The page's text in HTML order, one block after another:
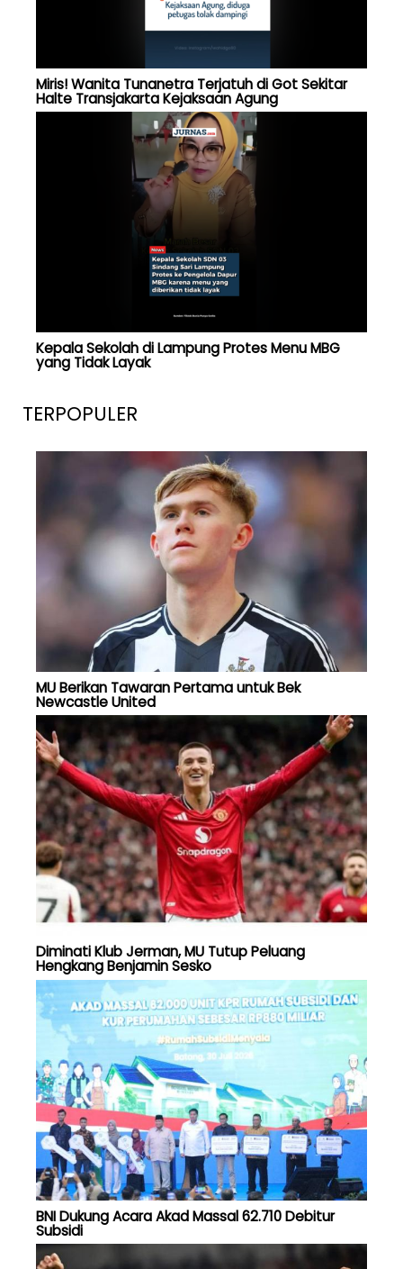
Miris! Wanita Tunanetra Terjatuh di Got Sekitar
Halte Transjakarta Kejaksaan Agung
Kepala Sekolah di Lampung Protes Menu MBG
yang Tidak Layak
TERPOPULER
MU Berikan Tawaran Pertama untuk Bek
Newcastle United
Diminati Klub Jerman, MU Tutup Peluang
Hengkang Benjamin Sesko
BNI Dukung Acara Akad Massal 62.710 Debitur
Subsidi